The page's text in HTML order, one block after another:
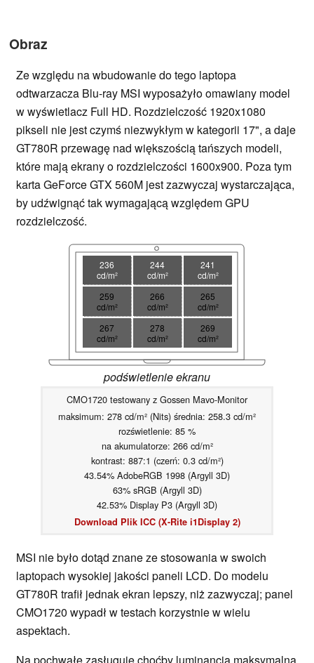
Obraz
Ze względu na wbudowanie do tego laptopa
odtwarzacza Blu-ray MSI wyposażyło omawiany model
w wyświetlacz Full HD. Rozdzielczość 1920x1080
pikseli nie jest czymś niezwykłym w kategorii 17", a daje
GT780R przewagę nad większością tańszych modeli,
które mają ekrany o rozdzielczości 1600x900. Poza tym
karta GeForce GTX 560M jest zazwyczaj wystarczająca,
by udźwignąć tak wymagającą względem GPU
rozdzielczość.
236
cd/m²
244
cd/m²
241
cd/m²
259
cd/m²
266
cd/m²
265
cd/m²
267
cd/m²
278
cd/m²
269
cd/m²
podświetlenie ekranu
CMO1720 testowany z Gossen Mavo-Monitor
maksimum: 278 cd/m² (Nits) średnia: 258.3 cd/m²
rozświetlenie: 85 %
na akumulatorze: 266 cd/m²
kontrast: 887:1 (czerń: 0.3 cd/m²)
43.54% AdobeRGB 1998 (Argyll 3D)
63% sRGB (Argyll 3D)
42.53% Display P3 (Argyll 3D)
Download Plik ICC (X-Rite i1Display 2)
MSI nie było dotąd znane ze stosowania w swoich
laptopach wysokiej jakości paneli LCD. Do modelu
GT780R trafił jednak ekran lepszy, niż zazwyczaj; panel
CMO1720 wypadł w testach korzystnie w wielu
aspektach.